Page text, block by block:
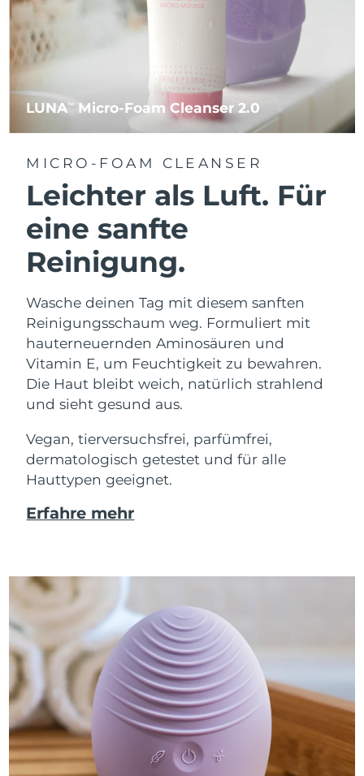
LUNATM Micro-Foam Cleanser 2.0
MICRO-FOAM CLEANSER
Leichter als Luft. Für
eine sanfte
Reinigung.
Wasche deinen Tag mit diesem sanften
Reinigungsschaum weg. Formuliert mit
hauterneuernden Aminosäuren und
Vitamin E, um Feuchtigkeit zu bewahren.
Die Haut bleibt weich, natürlich strahlend
und sieht gesund aus.
Vegan, tierversuchsfrei, parfümfrei,
dermatologisch getestet und für alle
Hauttypen geeignet.
Erfahre mehr